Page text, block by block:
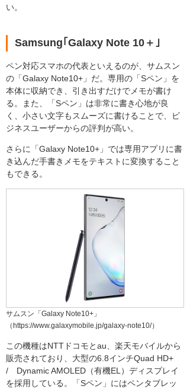
い。
Samsung｢Galaxy Note 10＋｣
ペン対応スマホの代表といえるのが、サムスン
の「Galaxy Note10+」だ。専用の「Sペン」を
本体に収納でき、引き出すだけでメモが書け
る。また、「Sペン」は非常に書き心地が良
く、小さい文字もスムーズに書けることで、ビ
ジネスユーザーからの評判が高い。
さらに「Galaxy Note10+」では専用アプリに書
き込んだ手書きメモをテキストに変換すること
もできる。
サムスン「Galaxy Note10+」
（https://www.galaxymobile.jp/galaxy-note10/）
この機種はNTTドコモとau、楽天モバイルから
販売されており、大型の6.8インチQuad HD+
/ Dynamic AMOLED（有機EL）ディスプレイ
を採用している。「Sペン」にはペンタブレッ